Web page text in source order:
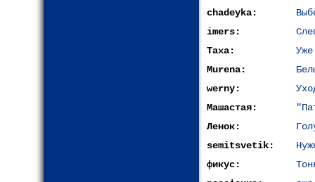
chadeyka:
imers:
Таха:
Murena:
werny:
Машастая:
Ленок:
semitsvetik:
фикус: